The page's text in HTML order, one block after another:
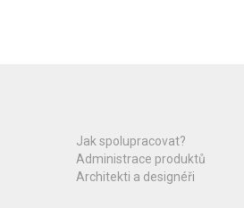
Jak spolupracovat?
Administrace produktů
Architekti a designéři